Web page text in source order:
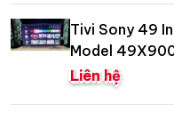
Tivi Sony 49
Model
Liên hệ